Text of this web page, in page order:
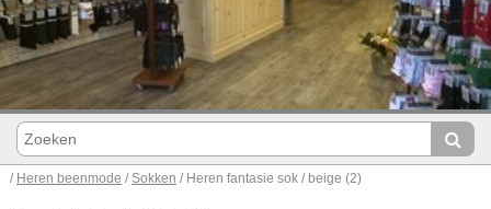
/ Heren beenmode /Sokken / Heren fantasie sok / beige (2)